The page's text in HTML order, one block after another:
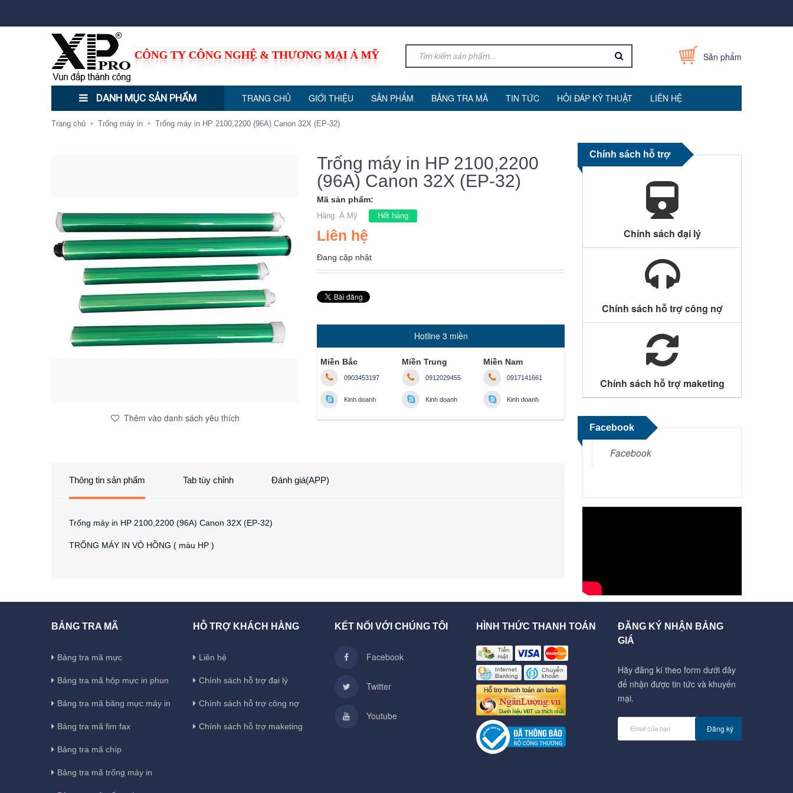
Sản phẩm
DANH MỤC SẢN PHẨM TRANG CHỦ GIỚI THIỆU SẢN PHẨM BẢNG TRA MÃ TIN TỨC HỎI ĐÁP KỸ THUẬT LIÊN HỆ
Trang chủ + Trống máy in + Trống máy in HP 2100,2200 (96A) Canon 32X (EP-32)
Thêm vào danh sách yêu thích
Trống máy in HP 2100,2200
(96A) Canon 32X (EP-32)
Mã sản phẩm:
Hãng: Á Mỹ Hết hàng
Liên hệ
Đang cập nhật
Hotline 3 miền
Miền Bắc
0903453197
Kinh doanh
Miền Trung
0912029455
Kinh doanh
Miền Nam
0917141661
Kinh doanh
Thông tin sản phẩm Tab tùy chỉnh Đánh giá(APP)
Trống máy in HP 2100,2200 (96A) Canon 32X (EP-32)
TRỐNG MÁY IN VỎ HỒNG ( màu HP )
Chính sách hỗ trợ
Chính sách đại lý
Chính sách hỗ trợ công nợ
Chính sách hỗ trợ maketing
Facebook
Facebook
BẢNG TRA MÃ
Bảng tra mã mực
Bảng tra mã hộp mực in phun
Bảng tra mã băng mực máy in
Bảng tra mã fim fax
Bảng tra mã chíp
Bảng tra mã trống máy in
HỖ TRỢ KHÁCH HÀNG
Liên hệ
Chính sách hỗ trợ đại lý
Chính sách hỗ trợ công nợ
Chính sách hỗ trợ maketing
KẾT NỐI VỚI CHÚNG TÔI
Facebook
Twitter
Youtube
HÌNH THỨC THANH TOÁN
ĐĂNG KÝ NHẬN BẢNG
GIÁ
Hãy đăng kí theo form dưới đây
để nhận được tin tức và khuyến
mại.
Đăng ký